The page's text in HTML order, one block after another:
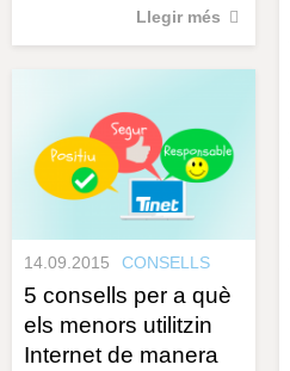
Llegir més
14.09.2015 CONSELLS
5 consells per a què
els menors utilitzin
Internet de manera